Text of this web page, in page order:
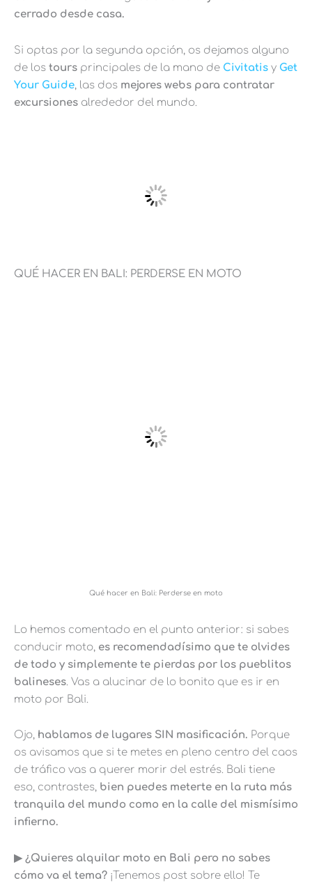
cerrado desde casa.
Si optas por la segunda opción, os dejamos alguno
de los tours principales de la mano de Civitatis y Get
Your Guide, las dos mejores webs para contratar
excursiones alrededor del mundo.
QUÉ HACER EN BALI: PERDERSE EN MOTO
Qué hacer en Bali: Perderse en moto
Lo hemos comentado en el punto anterior: si sabes
conducir moto, es recomendadísimo que te olvides
de todo y simplemente te pierdas por los pueblitos
balineses. Vas a alucinar de lo bonito que es ir en
moto por Bali.
Ojo, hablamos de lugares SIN masificación. Porque
os avisamos que si te metes en pleno centro del caos
de tráfico vas a querer morir del estrés. Bali tiene
eso, contrastes, bien puedes meterte en la ruta más
tranquila del mundo como en la calle del mismísimo
infierno.
▶︎ ¿Quieres alquilar moto en Bali pero no sabes
cómo va el tema? ¡Tenemos post sobre ello! Te